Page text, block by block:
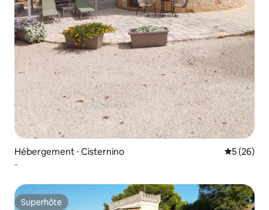
Hébergement ⋅ Cisternino
5 (26)
-
Superhôte
Superhôte